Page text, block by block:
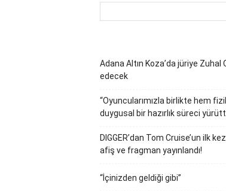
Adana Altın Koza’da jüriye Zuhal
edecek
“Oyuncularımızla birlikte hem
duygusal bir hazırlık süreci
DIGGER’dan Tom Cruise’un ilk
afiş ve fragman yayınlandı!
“İçinizden geldiği gibi”